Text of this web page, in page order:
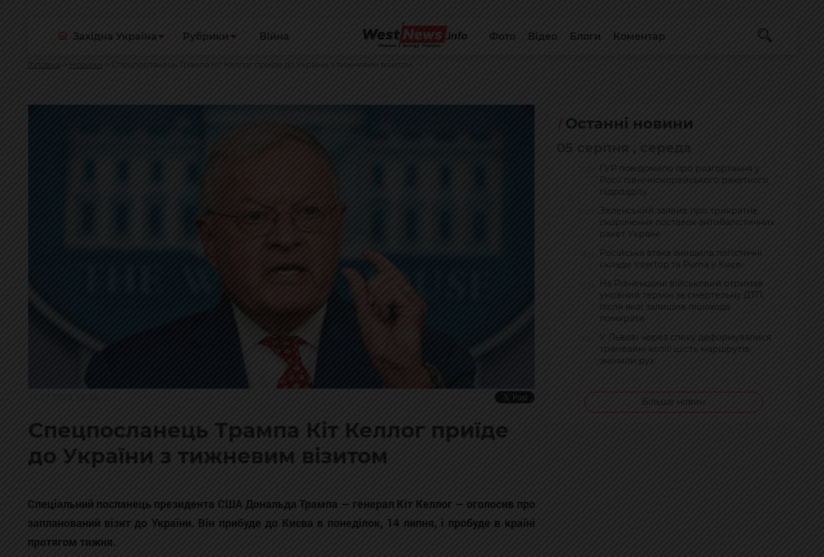
Західна Україна Рубрики Війна Фото Відео Блоги Коментар
Головна Новини Спецпосланець Трампа Кіт Келлог приїде до України з тижневим візитом
Спецпосланець Трампа Кіт Келлог приїде
до України з тижневим візитом
Спеціальний посланець президента США Дональда Трампа — генерал Кіт Келлог — оголосив про
запланований візит до України. Він прибуде до Києва в понеділок, 14 липня, і пробуде в країні
протягом тижня.
Останні новини
05 серпня , середа
ГУР повідомило про розгортання у
Росії північнокорейського ракетного
підрозділу
Зеленський заявив про трикратне
скорочення поставок антибалістичних
ракет Україні
Російська атака знищила логістичні
склади Intertop та Puma у Києві
На Рівненщині військовий отримав
умовний термін за смертельну ДТП,
після якої залишив пішохода
помирати
У Львові через спеку деформувалися
трамвайні колії: шість маршрутів
змінили рух
Більше новин